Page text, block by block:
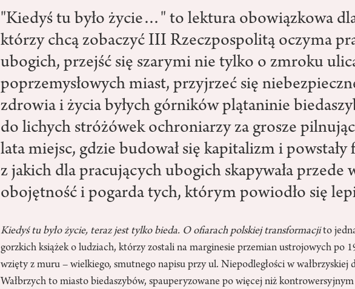
"Kiedyś tu było życie…" to lektura obowiązkowa
którzy chcą zobaczyć III Rzeczpospolitą oczyma
ubogich, przejść się szarymi nie tylko o zmroku
poprzemysłowych miast, przyjrzeć się
zdrowia i życia byłych górników plątaninie
do lichych stróżówek ochroniarzy za grosze
lata miejsc, gdzie budował się kapitalizm i powstały
z jakich dla pracujących ubogich skapywała przede
obojętność i pogarda tych, którym powiodło się
Kiedyś tu było życie, teraz jest tylko bieda. O ofiarach polskiej transformacjito
gorzkich książek o ludziach, którzy zostali na marginesie przemian ustrojowych po
wzięty z muru – wielkiego, smutnego napisu przy ul. Niepodległości w wałbrzyskiej
Wałbrzych to miasto biedaszybów, spauperyzowane po więcej niż